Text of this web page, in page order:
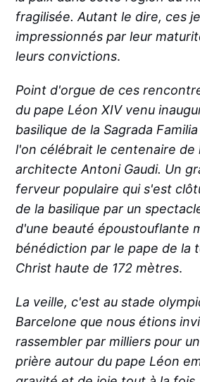
fragilisée. Autant le dire, ces
impressionnés par leur
leurs convictions.
Point d'orgue de ces
du pape Léon XIV venu
basilique de la Sagrada
l'on célébrait le centenaire de
architecte Antoni Gaudi. Un
ferveur populaire qui s'est
de la basilique par un
d'une beauté époustouflante
bénédiction par le pape de la
Christ haute de 172 mètres.
La veille, c'est au stade
Barcelone que nous étions
rassembler par milliers pour
prière autour du pape Léon